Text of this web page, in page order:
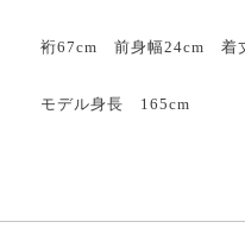
裄67cm 前身幅24cm 着
モデル身長 165cm